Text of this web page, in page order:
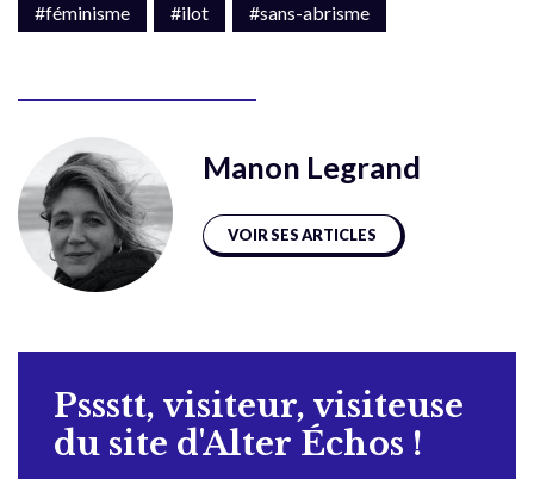
#féminisme #ilot #sans-abrisme
Manon Legrand
VOIR SES ARTICLES
Pssstt, visiteur, visiteuse
du site d'Alter Échos !